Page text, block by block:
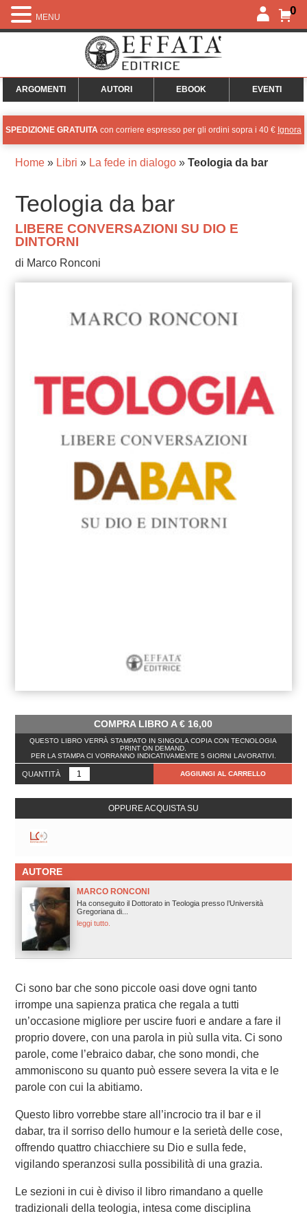
0
ARGOMENTI AUTORI EBOOK EVENTI
SPEDIZIONE GRATUITA con corriere espresso per gli ordini sopra i 40 € Ignora
Home» Libri » La fede in dialogo» Teologia da bar
Teologia da bar
LIBERE CONVERSAZIONI SU DIO E
DINTORNI
di Marco Ronconi
COMPRA LIBRO A€ 16,00
QUESTO LIBRO VERRÀ STAMPATO IN SINGOLA COPIA CON TECNOLOGIA
PRINT ON DEMAND.
PER LA STAMPA CI VORRANNO INDICATIVAMENTE 5 GIORNI LAVORATIVI.
QUANTITÀ AGGIUNGI AL CARRELLO
OPPURE ACQUISTA SU
AUTORE
MARCO RONCONI
Ha conseguito il Dottorato in Teologia presso l’Università
Gregoriana di...
leggi tutto.
Ci sono bar che sono piccole oasi dove ogni tanto
irrompe una sapienza pratica che regala a tutti
un’occasione migliore per uscire fuori e andare a fare il
proprio dovere, con una parola in più sulla vita. Ci sono
parole, come l’ebraico dabar, che sono mondi, che
ammoniscono su quanto può essere severa la vita e le
parole con cui la abitiamo.
Questo libro vorrebbe stare all’incrocio tra il bar e il
dabar, tra il sorriso dello humour e la serietà delle cose,
offrendo quattro chiacchiere su Dio e sulla fede,
vigilando speranzosi sulla possibilità di una grazia.
Le sezioni in cui è diviso il libro rimandano a quelle
tradizionali della teologia, intesa come disciplina
MENU